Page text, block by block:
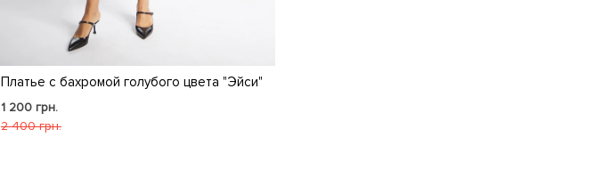
Платье с бахромой голубого цвета "Эйси"
1 200 грн.
2 400 грн.